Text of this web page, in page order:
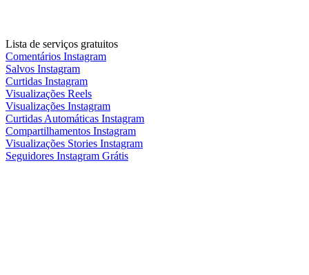
Lista de serviços gratuitos
Comentários Instagram
Salvos Instagram
Curtidas Instagram
Visualizações Reels
Visualizações Instagram
Curtidas Automáticas Instagram
Compartilhamentos Instagram
Visualizações Stories Instagram
Seguidores Instagram Grátis